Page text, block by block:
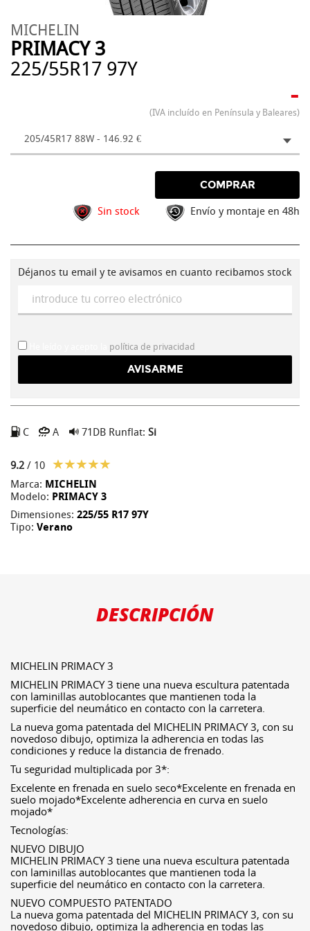
MICHELIN
PRIMACY 3
225/55R17 97Y
-
(IVA incluído en Península y Baleares)
205/45R17 88W - 146.92 €
COMPRAR
Sin stock Envío y montaje en 48h
Déjanos tu email y te avisamos en cuanto recibamos stock
política de privacidad
C A 71DB Runflat: Si
9.2 / 10
Marca: MICHELIN
Modelo: PRIMACY 3
Dimensiones: 225/55 R17 97Y
Tipo: Verano
DESCRIPCIÓN
MICHELIN PRIMACY 3
MICHELIN PRIMACY 3 tiene una nueva escultura patentada
con laminillas autoblocantes que mantienen toda la
superficie del neumático en contacto con la carretera.
La nueva goma patentada del MICHELIN PRIMACY 3, con su
novedoso dibujo, optimiza la adherencia en todas las
condiciones y reduce la distancia de frenado.
Tu seguridad multiplicada por 3*:
Excelente en frenada en suelo seco*Excelente en frenada en
suelo mojado*Excelente adherencia en curva en suelo
mojado*
Tecnologías:
NUEVO DIBUJO
MICHELIN PRIMACY 3 tiene una nueva escultura patentada
con laminillas autoblocantes que mantienen toda la
superficie del neumático en contacto con la carretera.
NUEVO COMPUESTO PATENTADO
La nueva goma patentada del MICHELIN PRIMACY 3, con su
novedoso dibujo, optimiza la adherencia en todas las